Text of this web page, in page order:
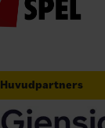
Huvudpartners